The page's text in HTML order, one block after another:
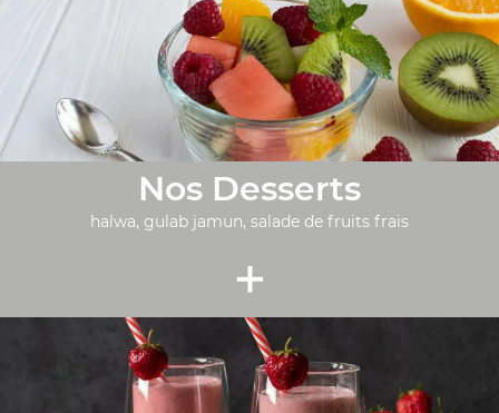
Nos Desserts
halwa, gulab jamun, salade de fruits frais
+